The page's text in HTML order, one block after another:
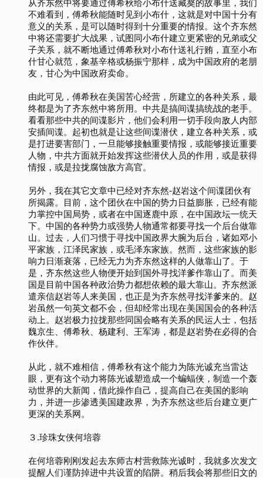
从齐东然中将要通过傅希秋给小布什送藏獒的故事里，我们
不难看到，傅希秋能随时见到小布什，这就是对中国十分有
意义的关系，是可以随时得到十分重要的情报。这个齐东然
中将还需要扩大战果，试图同小布什建立更紧密的兄弟或父
子关系，就不断地通过傅希秋对小布什送礼行贿，直至小布
什甘心就范，象基辛格或杨振宁那样，成为中国政府的老朋
友，甘心为中国政府卖命。
由此可见，傅希秋在美国苦心经营，所建立的各种关系，最
终都是为了齐东然中将所用。中共是搞间谍搞统战的老手。
看看那些中共的间谍影片，他们会利用一切手段向敌人内部
安插间谍。起初也就是让这些间谍潜伏，建立各种关系，或
是打进要害部门，一旦能够接触重要情报，或能够接近重要
人物，中共方面就开始发挥这些潜伏人员的作用，或是获得
情报，或是拉拢腐蚀敌方高官。
另外，我在其它文章中已经对齐东然-赵岩这个间谍团伙有
所揭露。目前，这个团伙在中国的势力日益膨胀，已经有能
力掌控中国局势，或者在中国逐鹿中原，在中国政坛一统天
下。中国的各种势力或强势人物通常都要寻找一个后台做靠
山。过去，人们习惯于寻找中国政界大腕为后台，诸如邓小
平家族，江泽民家族，或毛泽东家族。然而，这些家族的影
响力日渐衰落，已经无力为齐东然这样的人做靠山了。于
是，齐东然这些人物便开始到国外寻找洋爹作靠山了。而美
国是目前中国各种政治势力都想依赖的最大靠山。齐东然派
遣亲信赵岩等人来美国，也正是为齐东然寻找洋爹来的。赵
岩虽然一句英文都不会，但却经常出现在美国国会的各种活
动上。赵岩极力拉拢那些同国会略有关系的民运人士，包括
魏京生、傅希秋、杨建利、王军涛，都是赵岩势在必得的合
作伙伴。
从此，就不难相信，傅希秋有这个能力为陈光诚充当雷达
眼，更有这个动力将陈光诚塑造成一个蝙蝠侠，制造一个轰
动世界的大新闻，借此操作自己，提高自己在美国的影响
力，并进一步渗透美国建政界，为齐东然这些后台建立更广
更深的关系网。
３.珍珠女侠何培蓉
在何培蓉刚刚发起去东师古村营救陈光诚时，我就多次发文
提醒人们谨防掉进中共设置的陷阱。稍后我会将那些旧文的